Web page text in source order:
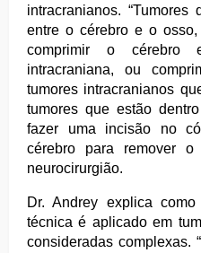
intracranianos.
entre o cérebro e o
comprimir o cérebro
intracraniana, ou
tumores intracranianos
tumores que estão
fazer uma incisão no
cérebro para remover
neurocirurgião.
Dr. Andrey explica
técnica é aplicado em
consideradas complexas.